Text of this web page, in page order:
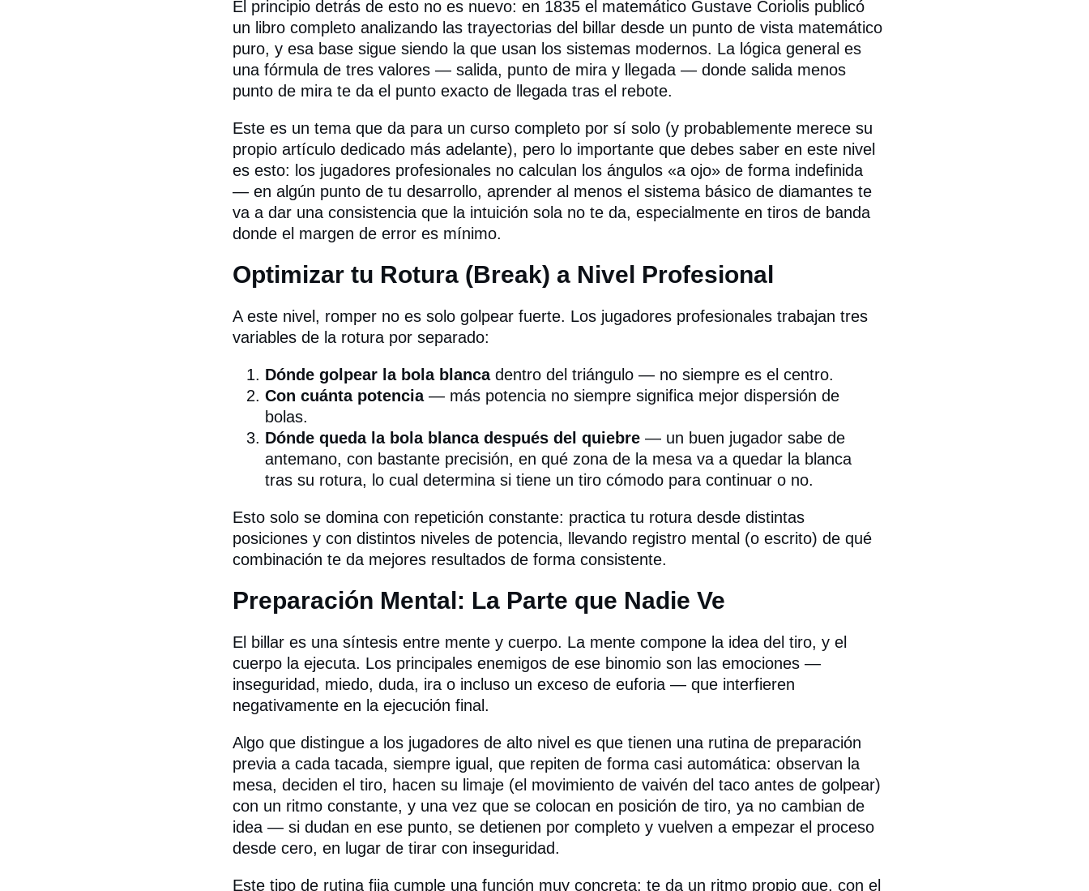
El principio detrás de esto no es nuevo: en 1835 el matemático Gustave Coriolis publicó
un libro completo analizando las trayectorias del billar desde un punto de vista matemático
puro, y esa base sigue siendo la que usan los sistemas modernos. La lógica general es
una fórmula de tres valores — salida, punto de mira y llegada — donde salida menos
punto de mira te da el punto exacto de llegada tras el rebote.
Este es un tema que da para un curso completo por sí solo (y probablemente merece su
propio artículo dedicado más adelante), pero lo importante que debes saber en este nivel
es esto: los jugadores profesionales no calculan los ángulos «a ojo» de forma indefinida
— en algún punto de tu desarrollo, aprender al menos el sistema básico de diamantes te
va a dar una consistencia que la intuición sola no te da, especialmente en tiros de banda
donde el margen de error es mínimo.
Optimizar tu Rotura (Break) a Nivel Profesional
A este nivel, romper no es solo golpear fuerte. Los jugadores profesionales trabajan tres
variables de la rotura por separado:
Dónde golpear la bola blancadentro del triángulo — no siempre es el centro.
Con cuánta potencia— más potencia no siempre significa mejor dispersión de
bolas.
Dónde queda la bola blanca después del quiebre— un buen jugador sabe de
antemano, con bastante precisión, en qué zona de la mesa va a quedar la blanca
tras su rotura, lo cual determina si tiene un tiro cómodo para continuar o no.
Esto solo se domina con repetición constante: practica tu rotura desde distintas
posiciones y con distintos niveles de potencia, llevando registro mental (o escrito) de qué
combinación te da mejores resultados de forma consistente.
Preparación Mental: La Parte que Nadie Ve
El billar es una síntesis entre mente y cuerpo. La mente compone la idea del tiro, y el
cuerpo la ejecuta. Los principales enemigos de ese binomio son las emociones —
inseguridad, miedo, duda, ira o incluso un exceso de euforia — que interfieren
negativamente en la ejecución final.
Algo que distingue a los jugadores de alto nivel es que tienen una rutina de preparación
previa a cada tacada, siempre igual, que repiten de forma casi automática: observan la
mesa, deciden el tiro, hacen su limaje (el movimiento de vaivén del taco antes de golpear)
con un ritmo constante, y una vez que se colocan en posición de tiro, ya no cambian de
idea — si dudan en ese punto, se detienen por completo y vuelven a empezar el proceso
desde cero, en lugar de tirar con inseguridad.
Este tipo de rutina fija cumple una función muy concreta: te da un ritmo propio que, con el